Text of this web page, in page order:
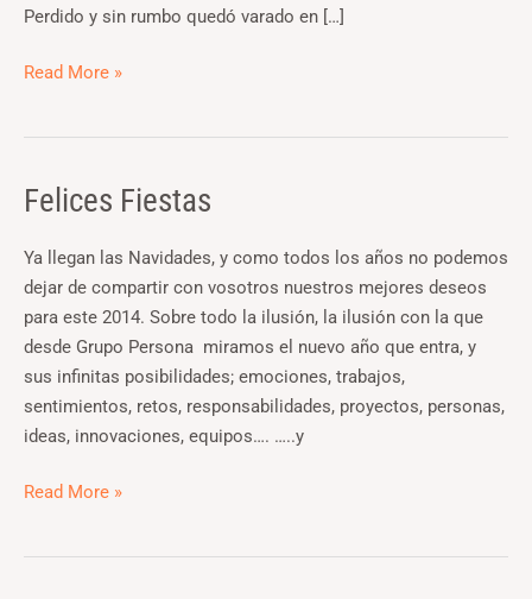
Perdido y sin rumbo quedó varado en […]
Read More »
Felices Fiestas
Ya llegan las Navidades, y como todos los años no podemos
dejar de compartir con vosotros nuestros mejores deseos
para este 2014. Sobre todo la ilusión, la ilusión con la que
desde Grupo Persona miramos el nuevo año que entra, y
sus infinitas posibilidades; emociones, trabajos,
sentimientos, retos, responsabilidades, proyectos, personas,
ideas, innovaciones, equipos…. …..y
Felices
Read More »